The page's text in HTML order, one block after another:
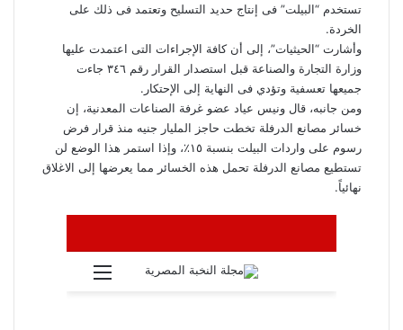
تستخدم “البيلت” فى إنتاج حديد التسليح وتعتمد فى ذلك على
الخردة.
وأشارت “الحيثيات”، إلى أن كافة الإجراءات التى اعتمدت عليها
وزارة التجارة والصناعة قبل استصدار القرار رقم ٣٤٦ جاءت
جميعها تعسفية وتؤدي فى النهاية إلى الإحتكار.
ومن جانبه، قال ونيس عياد عضو غرفة الصناعات المعدنية، إن
خسائر مصانع الدرفلة تخطت حاجز المليار جنيه منذ قرار فرض
رسوم على واردات البيلت بنسبة ١٥٪، وإذا استمر هذا الوضع لن
تستطيع مصانع الدرفلة تحمل هذه الخسائر مما يعرضها إلى الاغلاق
نهائياً.